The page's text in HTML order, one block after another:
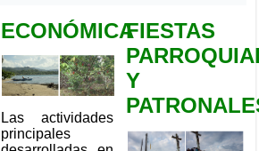
ECONÓMICA
Las actividades
principales
FIESTAS
Y